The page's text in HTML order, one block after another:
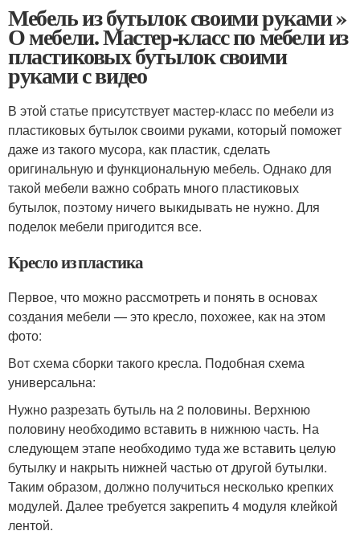
Мебель из бутылок своими руками »
О мебели. Мастер-класс по мебели из
пластиковых бутылок своими
руками с видео
В этой статье присутствует мастер-класс по мебели из
пластиковых бутылок своими руками, который поможет
даже из такого мусора, как пластик, сделать
оригинальную и функциональную мебель. Однако для
такой мебели важно собрать много пластиковых
бутылок, поэтому ничего выкидывать не нужно. Для
поделок мебели пригодится все.
Кресло из пластика
Первое, что можно рассмотреть и понять в основах
создания мебели — это кресло, похожее, как на этом
фото:
Вот схема сборки такого кресла. Подобная схема
универсальна:
Нужно разрезать бутыль на 2 половины. Верхнюю
половину необходимо вставить в нижнюю часть. На
следующем этапе необходимо туда же вставить целую
бутылку и накрыть нижней частью от другой бутылки.
Таким образом, должно получиться несколько крепких
модулей. Далее требуется закрепить 4 модуля клейкой
лентой.